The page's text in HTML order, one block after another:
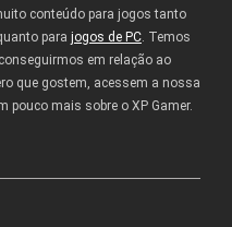
conteúdo para jogos tanto
para jogos de PC. Temos
em relação ao
que gostem, acessem a nossa
pouco mais sobre o XP Gamer.